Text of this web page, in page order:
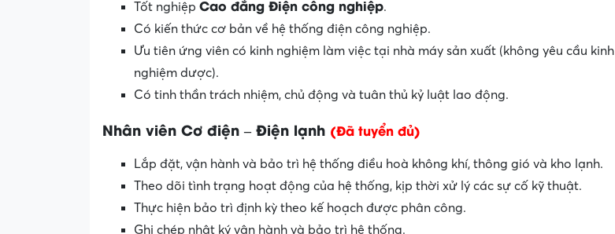
Tốt nghiệp Cao đẳng Điện công nghiệp.
Có kiến thức cơ bản về hệ thống điện công nghiệp.
Ưu tiên ứng viên có kinh nghiệm làm việc tại nhà máy sản xuất (không yêu cầu kinh
nghiệm dược).
Có tinh thần trách nhiệm, chủ động và tuân thủ kỷ luật lao động.
Nhân viên Cơ điện – Điện lạnh (Đã tuyển đủ)
Lắp đặt, vận hành và bảo trì hệ thống điều hoà không khí, thông gió và kho lạnh.
Theo dõi tình trạng hoạt động của hệ thống, kịp thời xử lý các sự cố kỹ thuật.
Thực hiện bảo trì định kỳ theo kế hoạch được phân công.
Ghi chép nhật ký vận hành và bảo trì hệ thống.